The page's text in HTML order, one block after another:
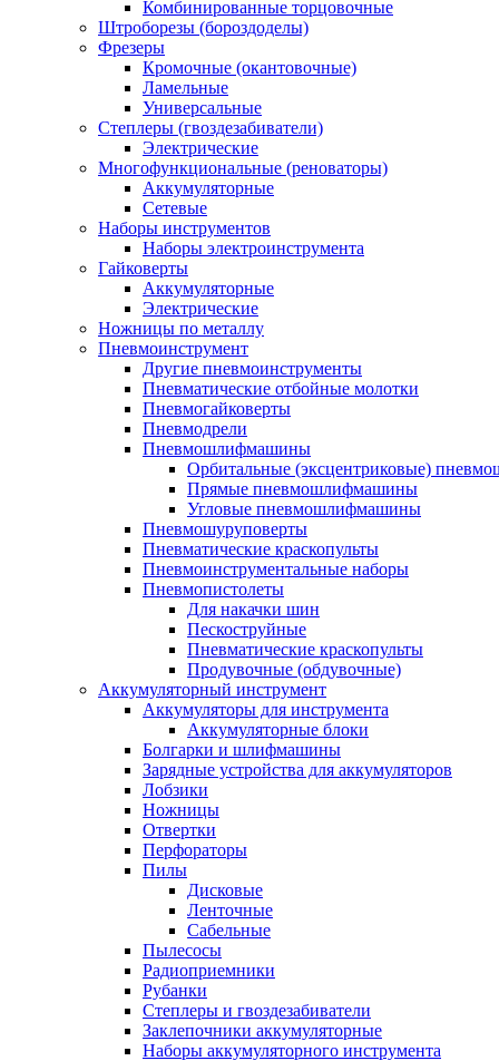
Комбинированные торцовочные
Штроборезы (бороздоделы)
Фрезеры
Кромочные (окантовочные)
Ламельные
Универсальные
Степлеры (гвоздезабиватели)
Электрические
Многофункциональные (реноваторы)
Аккумуляторные
Сетевые
Наборы инструментов
Наборы электроинструмента
Гайковерты
Аккумуляторные
Электрические
Ножницы по металлу
Пневмоинструмент
Другие пневмоинструменты
Пневматические отбойные молотки
Пневмогайковерты
Пневмодрели
Пневмошлифмашины
Орбитальные (эксцентриковые)
Прямые пневмошлифмашины
Угловые пневмошлифмашины
Пневмошуруповерты
Пневматические краскопульты
Пневмоинструментальные наборы
Пневмопистолеты
Для накачки шин
Пескоструйные
Пневматические краскопульты
Продувочные (обдувочные)
Аккумуляторный инструмент
Аккумуляторы для инструмента
Аккумуляторные блоки
Болгарки и шлифмашины
Зарядные устройства для аккумуляторов
Лобзики
Ножницы
Отвертки
Перфораторы
Пилы
Дисковые
Ленточные
Сабельные
Пылесосы
Радиоприемники
Рубанки
Степлеры и гвоздезабиватели
Заклепочники аккумуляторные
Наборы аккумуляторного инструмента